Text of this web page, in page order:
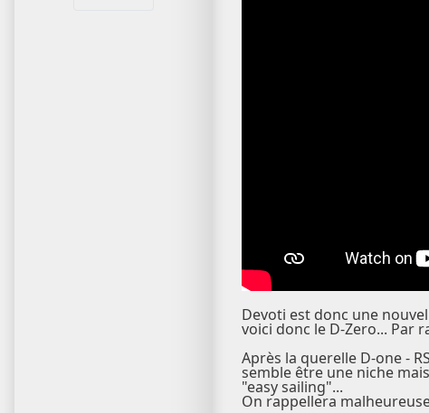
Devoti est donc une
voici donc le D-Zero... Par
Après la querelle D-one -
semble être une niche
"easy sailing"...
On rappellera